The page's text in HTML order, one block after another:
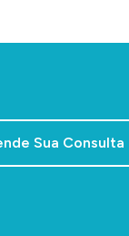
Sua Consulta